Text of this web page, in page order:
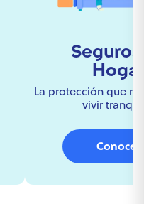
Hogar
La protección que
vivir
Conocer